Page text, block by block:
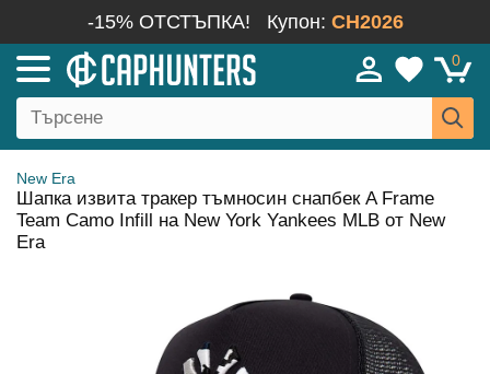
-15% ОТСТЪПКА! Купон: CH2026
0
New Era
Шапка извита тракер тъмносин снапбек A Frame
Team Camo Infill на New York Yankees MLB от New
Era